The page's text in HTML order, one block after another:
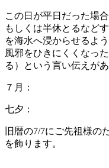
この日が平日だった場
もしくは半休とるなど
を海水へ浸からせるよ
風邪をひきにくくなっ
る）という言い伝えがあ
７月：
七夕：
旧暦の7/7にご先祖様
を飾ります。